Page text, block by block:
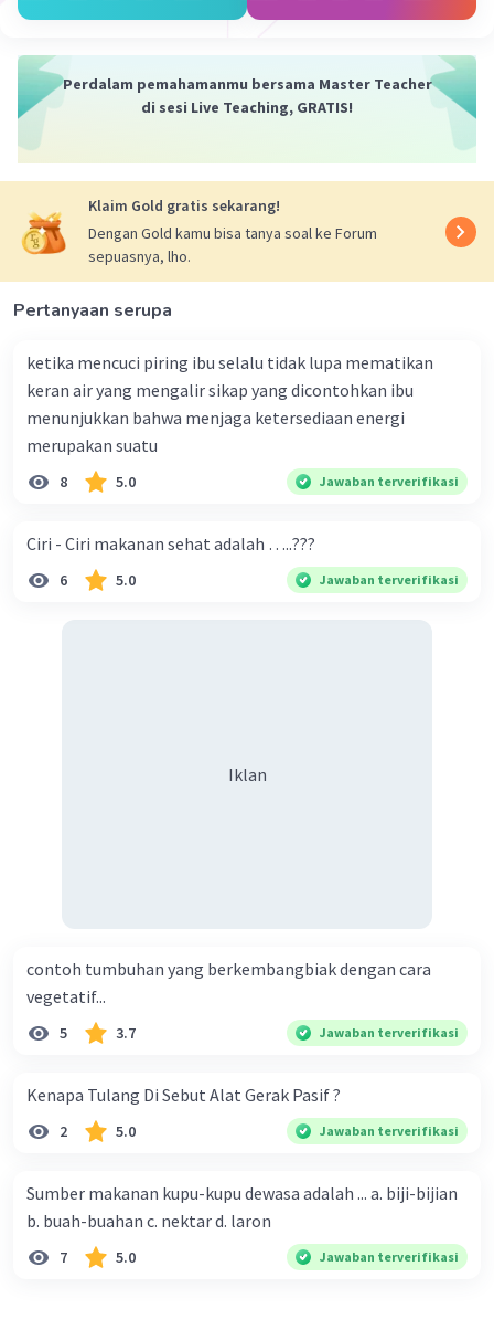
Perdalam pemahamanmu bersama Master Teacher
di sesi Live Teaching, GRATIS!
Klaim Gold gratis sekarang!
Dengan Gold kamu bisa tanya soal ke Forum
sepuasnya, lho.
Pertanyaan serupa
ketika mencuci piring ibu selalu tidak lupa mematikan
keran air yang mengalir sikap yang dicontohkan ibu
menunjukkan bahwa menjaga ketersediaan energi
merupakan suatu
8 5.0 Jawaban terverifikasi
Ciri - Ciri makanan sehat adalah …..???
6 5.0 Jawaban terverifikasi
Iklan
contoh tumbuhan yang berkembangbiak dengan cara
vegetatif...
5 3.7 Jawaban terverifikasi
Kenapa Tulang Di Sebut Alat Gerak Pasif ?
2 5.0 Jawaban terverifikasi
Sumber makanan kupu-kupu dewasa adalah ... a. biji-bijian
b. buah-buahan c. nektar d. laron
7 5.0 Jawaban terverifikasi